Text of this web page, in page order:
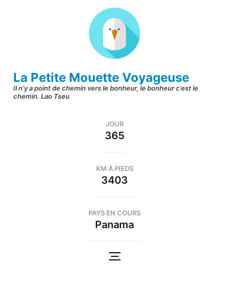
La Petite Mouette Voyageuse
Il n’y a point de chemin vers le bonheur, le bonheur c’est le
chemin. Lao Tseu
JOUR
365
KM À PIEDS
3403
PAYS EN COURS
Panama